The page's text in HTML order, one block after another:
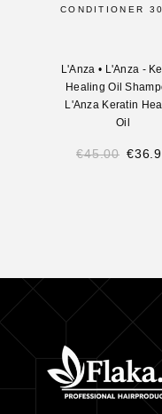
CONDITIONER
L'Anza •
L'Anza -
Healing Oil
L'Anza Keratin
Oil
€45.00 €